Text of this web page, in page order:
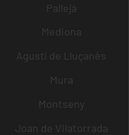
Pallejà
Mediona
Agustí de Lluçanès
Mura
Montseny
Joan de Vilatorrada